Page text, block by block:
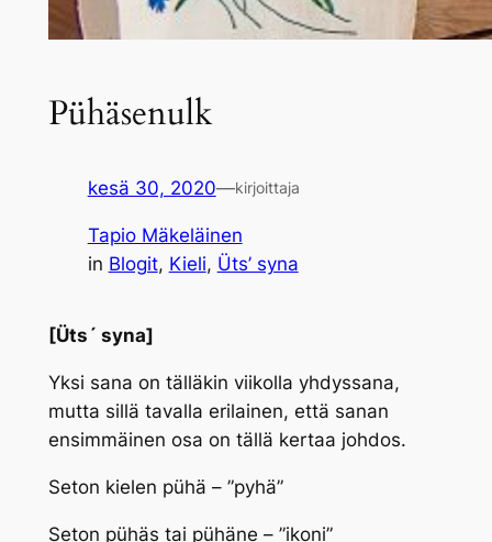
Pühäsenulk
kesä 30, 2020—kirjoittaja
Tapio Mäkeläinen
in Blogit, Kieli, Üts’ syna
[Üts´ syna]
Yksi sana on tälläkin viikolla yhdyssana,
mutta sillä tavalla erilainen, että sanan
ensimmäinen osa on tällä kertaa johdos.
Seton kielen pühä – ”pyhä”
Seton pühäs tai pühäne – ”ikoni”